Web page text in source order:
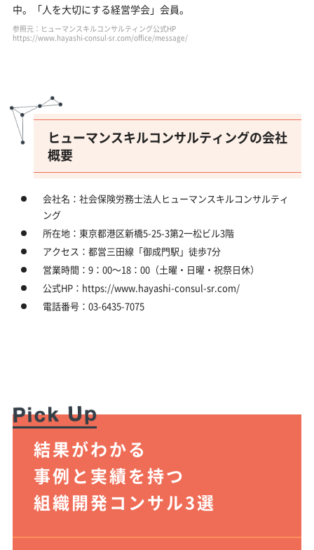
中。「人を大切にする経営学会」会員。
参照元：ヒューマンスキルコンサルティング公式HP
https://www.hayashi-consul-sr.com/office/message/
ヒューマンスキルコンサルティングの会社
概要
会社名：社会保険労務士法人ヒューマンスキルコンサルティ
ング
所在地：東京都港区新橋5-25-3第2一松ビル3階
アクセス：都営三田線「御成門駅」徒歩7分
営業時間：9：00～18：00（土曜・日曜・祝祭日休）
公式HP：https://www.hayashi-consul-sr.com/
電話番号：03-6435-7075
結果がわかる
事例と実績を持つ
組織開発コンサル3選